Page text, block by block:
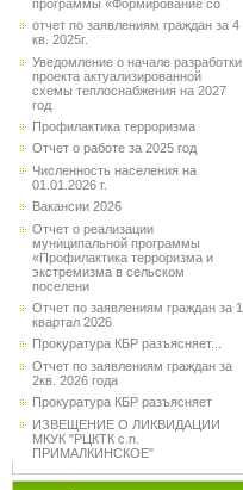
программы «Формирование со
отчет по заявлениям граждан за 4
кв. 2025г.
Уведомление о начале разработки
проекта актуализированной
схемы теплоснабжения на 2027
год
Профилактика терроризма
Отчет о работе за 2025 год
Численность населения на
01.01.2026 г.
Вакансии 2026
Отчет о реализации
муниципальной программы
«Профилактика терроризма и
экстремизма в сельском
поселени
Отчет по заявлениям граждан за 1
квартал 2026
Прокуратура КБР разъясняет...
Отчет по заявлениям граждан за
2кв. 2026 года
Прокуратура КБР разъясняет
ИЗВЕЩЕНИЕ О ЛИКВИДАЦИИ
МКУК "РЦКТК с.п.
ПРИМАЛКИНСКОЕ"